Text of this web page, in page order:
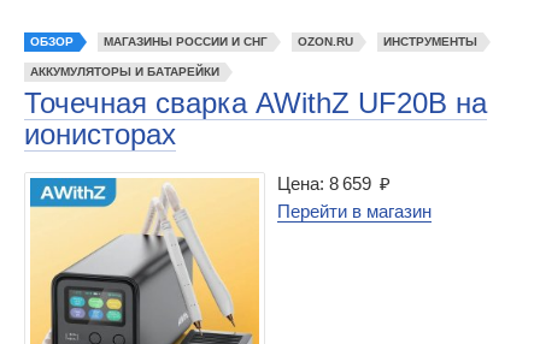
ОБЗОР МАГАЗИНЫ РОССИИ И СНГ OZON.RU ИНСТРУМЕНТЫ
АККУМУЛЯТОРЫ И БАТАРЕЙКИ
Точечная сварка AWithZ UF20B на
ионисторах
Цена: 8 659 ₽
Перейти в магазин